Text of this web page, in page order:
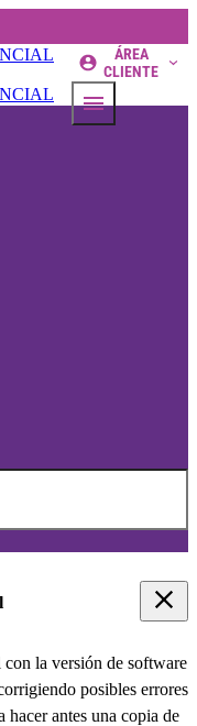
ÁREA
CLIENTE
la versión de software
posibles errores
hacer antes una copia de